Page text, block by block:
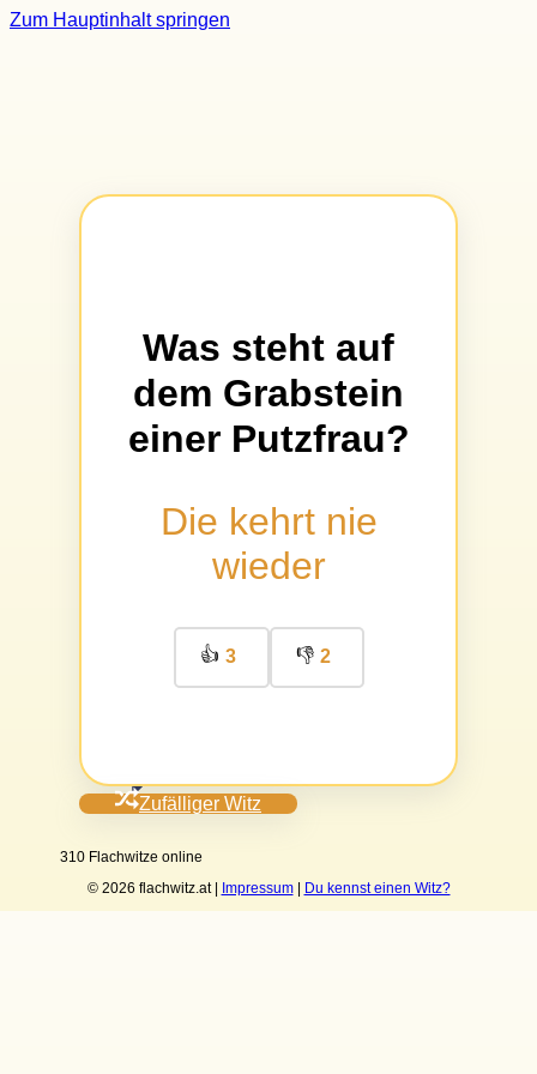
Zum Hauptinhalt springen
Was steht auf
dem Grabstein
einer Putzfrau?
Die kehrt nie
wieder
👍 3 👎 2
Zufälliger Witz
310 Flachwitze online
© 2026 flachwitz.at | Impressum| Du kennst einen Witz?